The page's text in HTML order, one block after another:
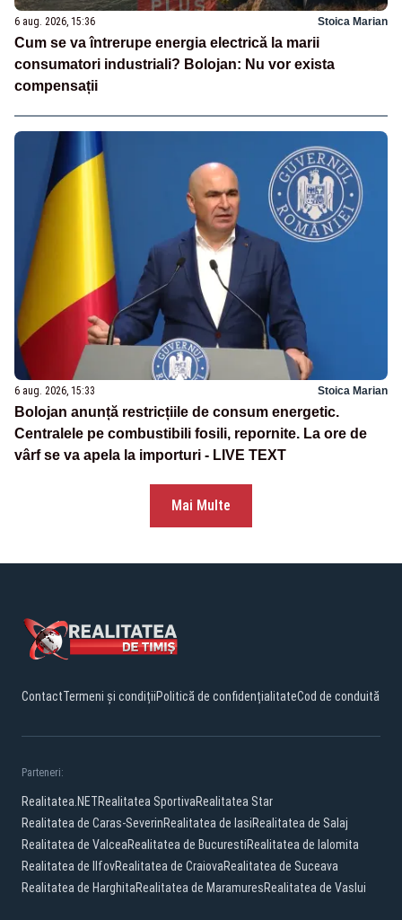
6 aug. 2026, 15:36 Stoica Marian
Cum se va întrerupe energia electrică la marii
consumatori industriali? Bolojan: Nu vor exista
compensații
6 aug. 2026, 15:33 Stoica Marian
Bolojan anunță restricțiile de consum energetic.
Centralele pe combustibili fosili, repornite. La ore de
vârf se va apela la importuri - LIVE TEXT
Mai Multe
ContactTermeni și condițiiPolitică de confidențialitateCod de conduită
Parteneri:
Realitatea.NETRealitatea SportivaRealitatea Star
Realitatea de Caras-SeverinRealitatea de IasiRealitatea de Salaj
Realitatea de ValceaRealitatea de BucurestiRealitatea de Ialomita
Realitatea de IlfovRealitatea de CraiovaRealitatea de Suceava
Realitatea de HarghitaRealitatea de MaramuresRealitatea de Vaslui